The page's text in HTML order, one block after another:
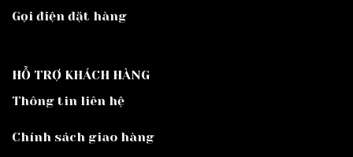
Gọi điện đặt hàng
HỖ TRỢ KHÁCH HÀNG
Thông tin liên hệ
Chính sách giao hàng